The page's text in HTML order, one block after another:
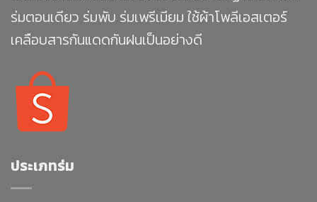
ร่มตอนเดียว ร่มพับ ร่มเพรีเมียม ใช้ผ้าโพลีเอสเตอร์
เคลือบสารกันแดดกันฝนเป็นอย่างดี
ประเภทร่ม